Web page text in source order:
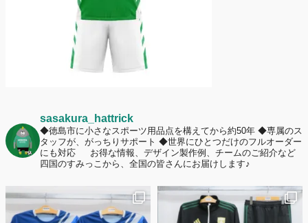
sasakura_hattrick
◆徳島市に小さなスポーツ用品点を構えてから約50年 ◆専属のス
タッフが、がっちりサポート ◆世界にひとつだけのフルオーダー
にも対応
お得な情報、デザイン製作例、チームのご紹介など
四国のすみっこから、全国の皆さんにお届けします♪